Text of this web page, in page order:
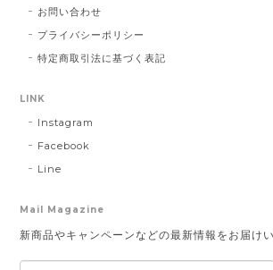
お問い合わせ
プライバシーポリシー
特定商取引法に基づく表記
LINK
Instagram
Facebook
Line
Mail Magazine
新商品やキャンペーンなどの最新情報をお届けい